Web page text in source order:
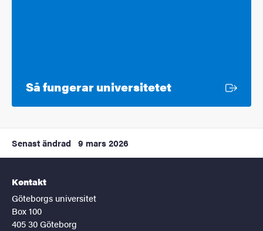
Så fungerar universitetetExtern länk
Senast ändrad 9 mars 2026
Kontakt
Göteborgs universitet
Box 100
405 30 Göteborg